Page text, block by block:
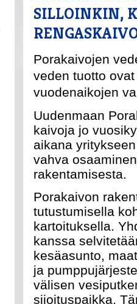
SILLOINKIN,
Porakaivojen
veden tuotto
vuodenaikojen
Uudenmaan
kaivoja jo
aikana
vahva
rakentamisesta.
Porakaivon
tutustumisella
kartoituksella.
kanssa
kesäasunto,
ja
välisen
sijoituspaikka.